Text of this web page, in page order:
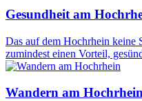
Gesundheit am
Das auf dem Hochrhein keine
zumindest einen Vorteil,
Wandern am